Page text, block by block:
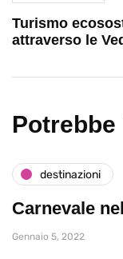
Turismo
attraverso le
destinazioni
Carnevale
Gennaio 5, 2022